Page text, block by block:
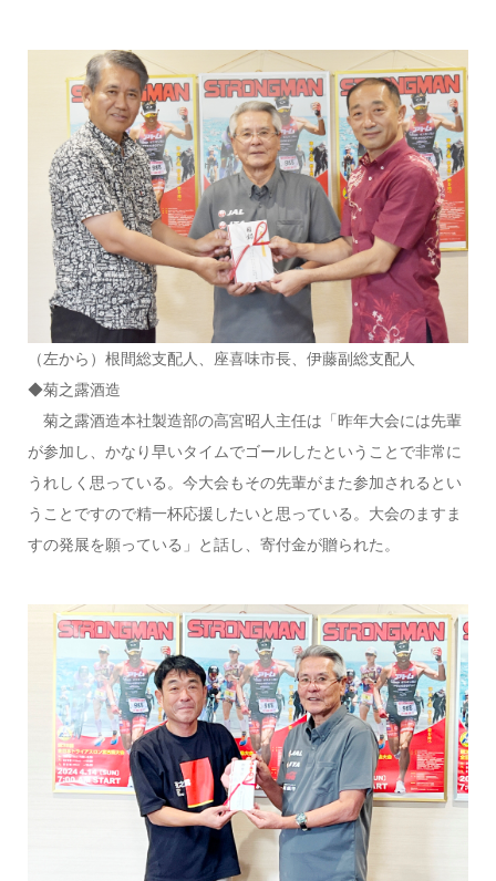
（左から）根間総支配人、座喜味市長、伊藤副総支配人
◆菊之露酒造
菊之露酒造本社製造部の高宮昭人主任は「昨年大会には先輩
が参加し、かなり早いタイムでゴールしたということで非常に
うれしく思っている。今大会もその先輩がまた参加されるとい
うことですので精一杯応援したいと思っている。大会のますま
すの発展を願っている」と話し、寄付金が贈られた。